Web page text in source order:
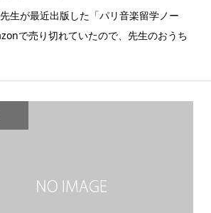
生が最近出版した「パリ音楽留学ノー
で売り切れていたので、先生のおうち